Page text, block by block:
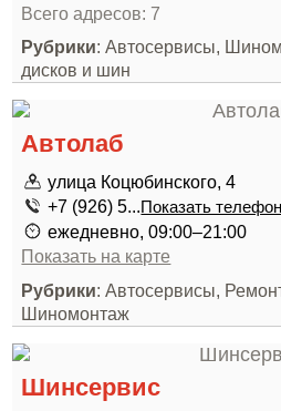
Всего адресов: 7
Рубрики: Автосервисы,
дисков и шин
Автолаб
улица Коцюбинского, 4
+7 (926) 5...Показать телефон
ежедневно, 09:00–21:00
Показать на карте
Рубрики: Автосервисы,
Шиномонтаж
Шинсервис